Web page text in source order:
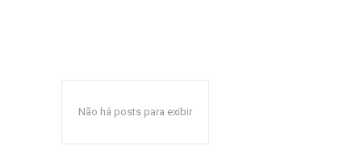
Não há posts para exibir